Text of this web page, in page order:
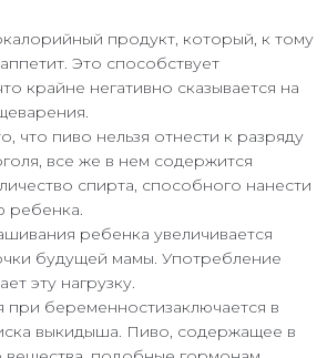
продукт, который, к тому
Это способствует
крайне негативно сказывается на
что пиво нельзя отнести к разряду
все же в нем содержится
спирта, способного нанести
ребенка.
ребенка увеличивается
будущей мамы. Употребление
эту нагрузку.
при беременностизаключается в
выкидыша. Пиво, содержащее в